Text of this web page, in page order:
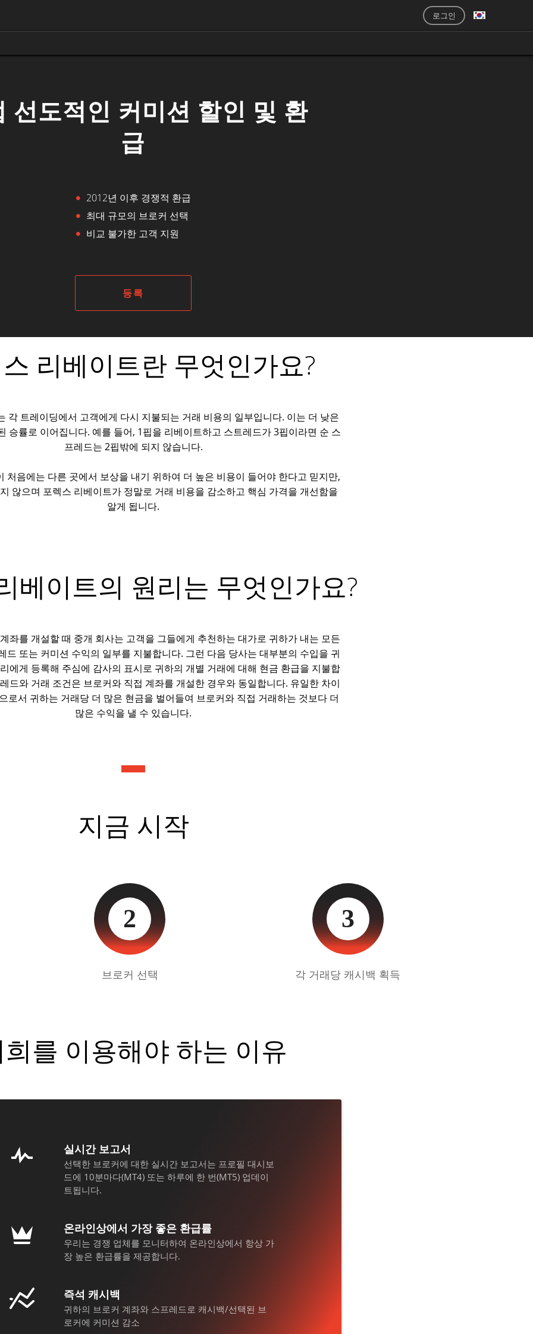
로그인
선도적인 커미션 할인 및 환
급
2012년 이후 경쟁적 환급
최대 규모의 브로커 선택
비교 불가한 고객 지원
등록
리베이트란 무엇인가요?
각 트레이딩에서 고객에게 다시 지불되는 거래 비용의 일부입니다. 이는 더 낮은
승률로 이어집니다. 예를 들어, 1핍을 리베이트하고 스트레드가 3핍이라면 순 스
프레드는 2핍밖에 되지 않습니다.
처음에는 다른 곳에서 보상을 내기 위하여 더 높은 비용이 들어야 한다고 믿지만,
않으며 포렉스 리베이트가 정말로 거래 비용을 감소하고 핵심 가격을 개선함을
알게 됩니다.
베이트의 원리는 무엇인가요?
좌를 개설할 때 중개 회사는 고객을 그들에게 추천하는 대가로 귀하가 내는 모든
드 또는 커미션 수익의 일부를 지불합니다. 그런 다음 당사는 대부분의 수입을 귀
에게 등록해 주심에 감사의 표시로 귀하의 개별 거래에 대해 현금 환급을 지불합
드와 거래 조건은 브로커와 직접 계좌를 개설한 경우와 동일합니다. 유일한 차이
로서 귀하는 거래당 더 많은 현금을 벌어들여 브로커와 직접 거래하는 것보다 더
많은 수익을 낼 수 있습니다.
지금 시작
2
브로커 선택
3
각 거래당 캐시백 획득
를 이용해야 하는 이유
실시간 보고서
선택한 브로커에 대한 실시간 보고서는 프로필 대시보
드에 10분마다(MT4) 또는 하루에 한 번(MT5) 업데이
트됩니다.
온라인상에서 가장 좋은 환급률
우리는 경쟁 업체를 모니터하여 온라인상에서 항상 가
장 높은 환급률을 제공합니다.
즉석 캐시백
귀하의 브로커 계좌와 스프레드로 캐시백/선택된 브
로커에 커미션 감소